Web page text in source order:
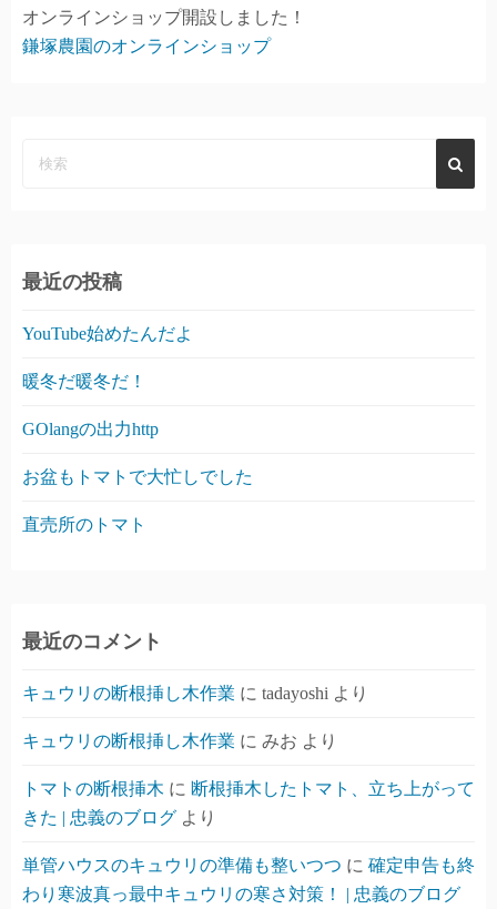
オンラインショップ開設しました！
鎌塚農園のオンラインショップ
最近の投稿
YouTube始めたんだよ
暖冬だ暖冬だ！
GOlangの出力http
お盆もトマトで大忙しでした
直売所のトマト
最近のコメント
キュウリの断根挿し木作業 に tadayoshi より
キュウリの断根挿し木作業 に みお より
トマトの断根挿木 に 断根挿木したトマト、立ち上がって
きた | 忠義のブログ より
単管ハウスのキュウリの準備も整いつつ に 確定申告も終
わり寒波真っ最中キュウリの寒さ対策！ | 忠義のブログ